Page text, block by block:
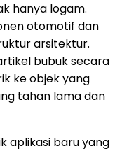
hanya logam.
otomotif dan
arsitektur.
bubuk secara
ke objek yang
tahan lama dan
aplikasi baru yang